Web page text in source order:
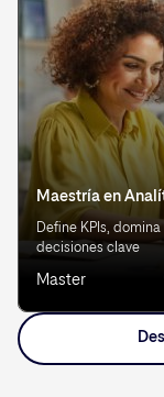
Maestría en
Define KPIs,
decisiones clave
Master